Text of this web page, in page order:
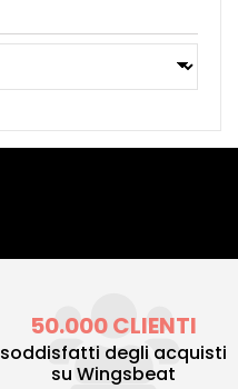
50.000 CLIENTI
soddisfatti degli acquisti
su Wingsbeat